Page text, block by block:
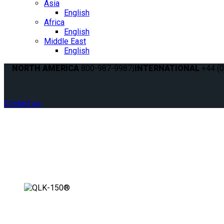
Asia
English
Africa
English
Middle East
English
NORTH AMERICA 800-987-9987|INTERNATIONAL +44
Contact us